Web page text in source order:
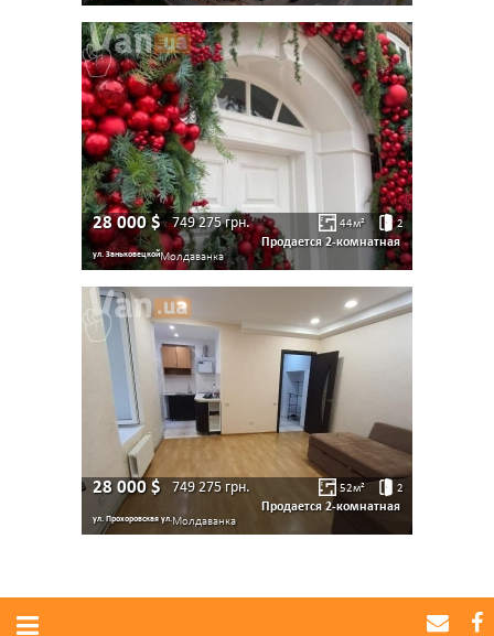
28 000$ 749 275грн. 44м² 2
Продается 2-комнатная
ул. ЗаньковецкойМолдаванка
28 000$ 749 275грн. 52м² 2
Продается 2-комнатная
ул. Прохоровская ул.Молдаванка